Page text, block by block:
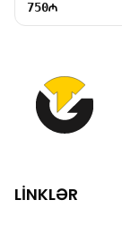
750
LİNKLƏR